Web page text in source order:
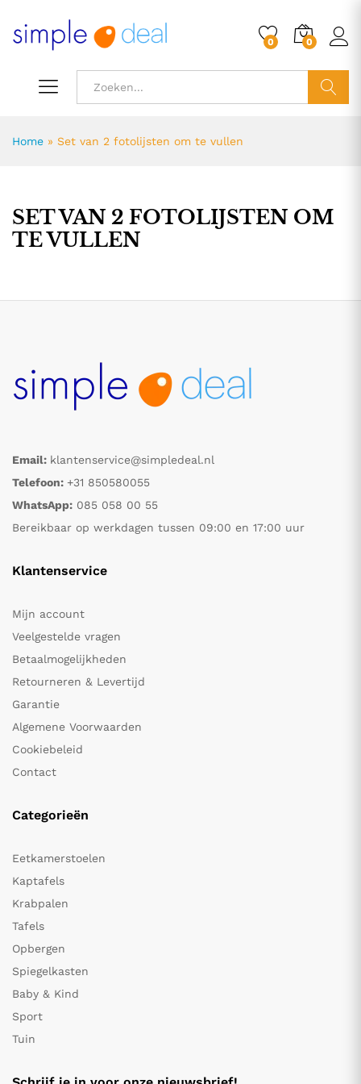
0 0
Home » Set van 2 fotolijsten om te vullen
SET VAN 2 FOTOLIJSTEN OM
TE VULLEN
Email: klantenservice@simpledeal.nl
Telefoon: +31 850580055
WhatsApp: 085 058 00 55
Bereikbaar op werkdagen tussen 09:00 en 17:00 uur
Klantenservice
Mijn account
Veelgestelde vragen
Betaalmogelijkheden
Retourneren & Levertijd
Garantie
Algemene Voorwaarden
Cookiebeleid
Contact
Categorieën
Eetkamerstoelen
Kaptafels
Krabpalen
Tafels
Opbergen
Spiegelkasten
Baby & Kind
Sport
Tuin